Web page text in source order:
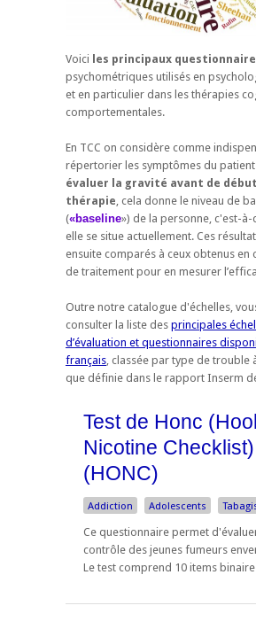
Voici les principaux
psychométriques utilisés en
et en particulier dans les thérapies
comportementales.
En TCC on considère comme
répertorier les symptômes du patient
évaluer la gravité avant de
thérapie, cela donne le niveau de
(«baseline») de la personne, c'est-
elle se situe actuellement. Ces
ensuite comparés à ceux obtenus en
de traitement pour en mesurer
Outre notre catalogue d'échelles,
consulter la liste des principales
d’évaluation et questionnaires
français, classée par type de trouble
que définie dans le rapport Inserm
Test de Honc
Nicotine Checklist)
(HONC)
Addiction Adolescents
Ce questionnaire permet
contrôle des jeunes fumeurs
Le test comprend 10 items